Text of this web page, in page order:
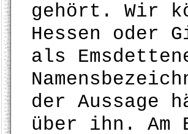
gehört. Wir
Hessen oder
als
der Aussage
über ihn.